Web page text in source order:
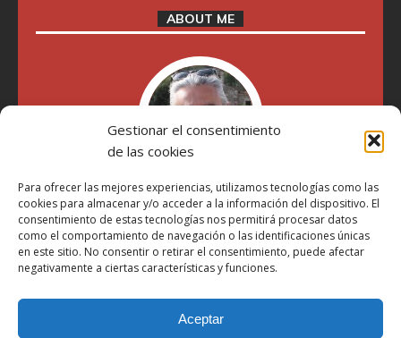
Gestionar el consentimiento
de las cookies
Para ofrecer las mejores experiencias, utilizamos tecnologías como las
cookies para almacenar y/o acceder a la información del dispositivo. El
consentimiento de estas tecnologías nos permitirá procesar datos
como el comportamiento de navegación o las identificaciones únicas
en este sitio. No consentir o retirar el consentimiento, puede afectar
negativamente a ciertas características y funciones.
Aceptar
ABOUT ME
"Soy Manel Hospido, nací en Valencia en 1969 y desde el
año 2007 he escrito sobre motos en distintos medios.
Millatrece.com es una apuesta por escribir sobre lo que me
gusta de manera sincera y honesta. Pasa, ponte cómodo y